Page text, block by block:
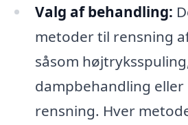
Valg af behandling:
metoder til rensning
såsom
dampbehandling eller
rensning. Hver